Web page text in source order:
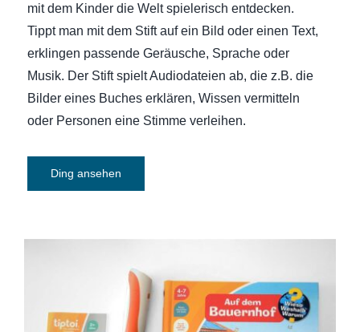
mit dem Kinder die Welt spielerisch entdecken.
Tippt man mit dem Stift auf ein Bild oder einen Text,
erklingen passende Geräusche, Sprache oder
Musik. Der Stift spielt Audiodateien ab, die z.B. die
Bilder eines Buches erklären, Wissen vermitteln
oder Personen eine Stimme verleihen.
Ding ansehen